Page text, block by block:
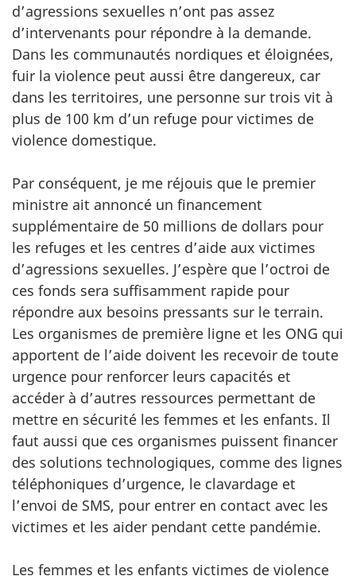
d’agressions sexuelles n’ont pas assez
d’intervenants pour répondre à la demande.
Dans les communautés nordiques et éloignées,
fuir la violence peut aussi être dangereux, car
dans les territoires, une personne sur trois vit à
plus de 100 km d’un refuge pour victimes de
violence domestique.
Par conséquent, je me réjouis que le premier
ministre ait annoncé un financement
supplémentaire de 50 millions de dollars pour
les refuges et les centres d’aide aux victimes
d’agressions sexuelles. J’espère que l’octroi de
ces fonds sera suffisamment rapide pour
répondre aux besoins pressants sur le terrain.
Les organismes de première ligne et les ONG qui
apportent de l’aide doivent les recevoir de toute
urgence pour renforcer leurs capacités et
accéder à d’autres ressources permettant de
mettre en sécurité les femmes et les enfants. Il
faut aussi que ces organismes puissent financer
des solutions technologiques, comme des lignes
téléphoniques d’urgence, le clavardage et
l’envoi de SMS, pour entrer en contact avec les
victimes et les aider pendant cette pandémie.
Les femmes et les enfants victimes de violence